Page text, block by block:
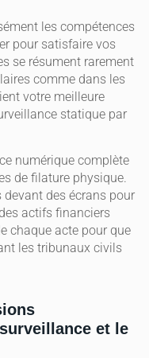
les compétences
pour satisfaire vos
se résument rarement
comme dans les
votre meilleure
statique par
numérique complète
de filature physique.
des écrans pour
actifs financiers
chaque acte pour que
les tribunaux civils
et le